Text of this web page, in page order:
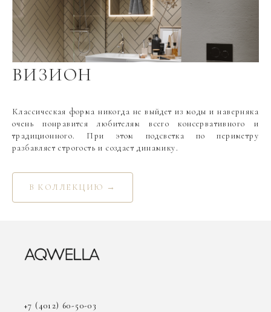
ВИЗИОН
Классическая форма никогда не выйдет из моды и наверняка
очень понравится любителям всего консервативного и
традиционного. При этом подсветка по периметру
разбавляет строгость и создает динамику.
В КОЛЛЕКЦИЮ →
+7 (4012) 60-50-03